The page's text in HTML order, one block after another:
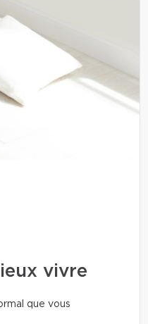
vivre
que vous